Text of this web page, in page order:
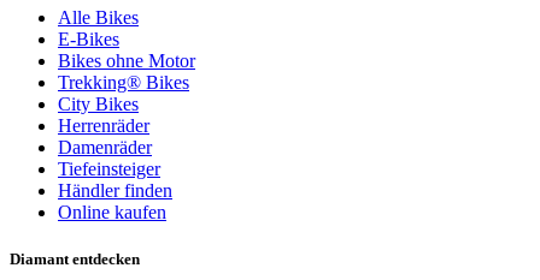
Alle Bikes
E-Bikes
Bikes ohne Motor
Trekking® Bikes
City Bikes
Herrenräder
Damenräder
Tiefeinsteiger
Händler finden
Online kaufen
Diamant entdecken